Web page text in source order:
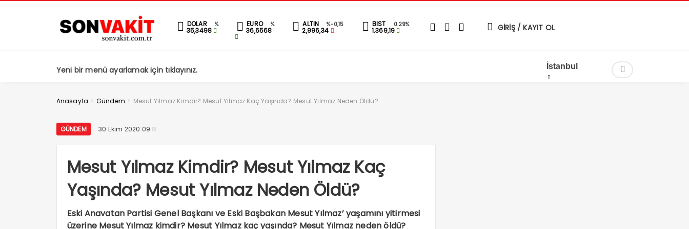
DOLAR %
35,3498
EURO %
36,6568
ALTIN %-0,15
2,996,34
BIST 0.29%
1.369,19 GİRİŞ / KAYIT OL
Yeni bir menü ayarlamak için tıklayınız.
Anasayfa > Gündem > Mesut Yılmaz Kimdir? Mesut Yılmaz Kaç Yaşında? Mesut Yılmaz Neden Öldü?
GÜNDEM 30 Ekim 2020 09:11
Mesut Yılmaz Kimdir? Mesut Yılmaz Kaç
Yaşında? Mesut Yılmaz Neden Öldü?
Eski Anavatan Partisi Genel Başkanı ve Eski Başbakan Mesut Yılmaz’ yaşamını yitirmesi
üzerine Mesut Yılmaz kimdir? Mesut Yılmaz kaç yaşında? Mesut Yılmaz neden öldü?